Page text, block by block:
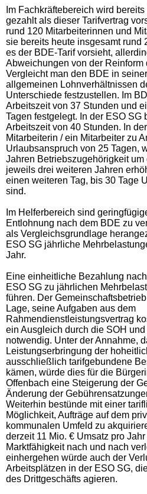
Im Fachkräftebereich wird
gezahlt als dieser Tarifvertrag
rund 120 Mitarbeiterinnen und
sie bereits heute insgesamt rund
es der BDE-Tarif vorsieht,
Abweichungen von der Reinform
Vergleicht man den BDE in
allgemeinen Lohnverhältnissen
Unterschiede festzustellen. Im
Arbeitszeit von 37 Stunden und
Tagen festgelegt. In der ESO
Arbeitszeit von 40 Stunden. In
Mitarbeiterin / ein Mitarbeiter zu
Urlaubsanspruch von 25 Tagen,
Jahren Betriebszugehörigkeit um
jeweils drei weiteren Jahren
einen weiteren Tag, bis 30 Tage
sind.
Im Helferbereich sind
Entlohnung nach dem BDE zu
als Vergleichsgrundlage
ESO SG jährliche
Jahr.
Eine einheitliche Bezahlung
ESO SG zu jährlichen
führen. Der
Lage, seine Aufgaben aus dem
Rahmendienstleistungsvertrag
ein Ausgleich durch die SOH
notwendig. Unter der Annahme,
Leistungserbringung der
ausschließlich tarifgebundene
kämen, würde dies für die
Offenbach eine Steigerung der
Änderung der
Weiterhin bestünde mit einer
Möglichkeit, Aufträge auf dem
kommunalen Umfeld zu
derzeit 11 Mio. € Umsatz pro
Marktfähigkeit nach und nach
einhergehen würde auch der
Arbeitsplätzen in der ESO SG,
des Drittgeschäfts agieren.